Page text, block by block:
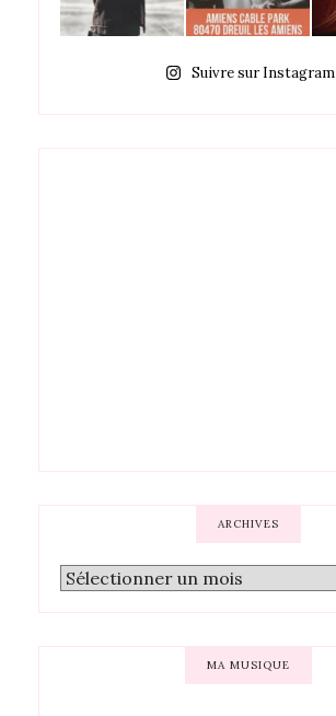
Suivre sur Instagram
ARCHIVES
MA MUSIQUE